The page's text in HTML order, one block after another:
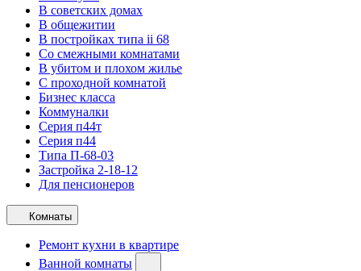
В советских домах
В общежитии
В постройках типа ii 68
Со смежными комнатами
В убитом и плохом жилье
С проходной комнатой
Бизнес класса
Коммуналки
Серия п44т
Серия п44
Типа П-68-03
Застройка 2-18-12
Для пенсионеров
Комнаты
Ремонт кухни в квартире
Ванной комнаты